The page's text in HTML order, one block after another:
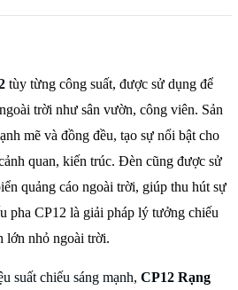
tùy từng công suất, được sử dụng để
trời như sân vườn, công viên. Sản
mẽ và đồng đều, tạo sự nổi bật cho
quan, kiến trúc. Đèn cũng được sử
quảng cáo ngoài trời, giúp thu hút sự
pha CP12 là giải pháp lý tưởng chiếu
lớn nhỏ ngoài trời.
suất chiếu sáng mạnh, CP12 Rạng